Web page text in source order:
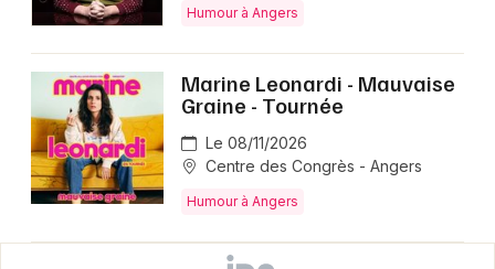
Humour à Angers
Marine Leonardi - Mauvaise
Graine - Tournée
Le 08/11/2026
Centre des Congrès - Angers
Humour à Angers